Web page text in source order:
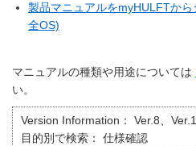
製品マニュアルをmyHULFTか
全OS)
マニュアルの種類や用途については
い。
Version Information：
Ver.8、
目的別で検索：
仕様確認